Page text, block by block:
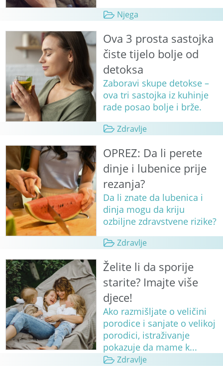
Njega
Ova 3 prosta sastojka
čiste tijelo bolje od
detoksa
Zaboravi skupe detokse –
ova tri sastojka iz kuhinje
rade posao bolje i brže.
Zdravlje
OPREZ: Da li perete
dinje i lubenice prije
rezanja?
Da li znate da lubenica i
dinja mogu da kriju
ozbiljne zdravstvene rizike?
Zdravlje
Želite li da sporije
starite? Imajte više
djece!
Ako razmišljate o veličini
porodice i sanjate o velikoj
porodici, istraživanje
pokazuje da mame k...
Zdravlje